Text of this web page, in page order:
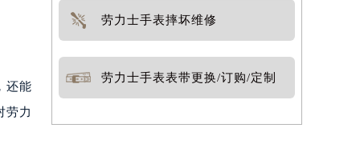
还能
劳力
劳力士手表摔坏维修
劳力士手表表带更换/订购/定制